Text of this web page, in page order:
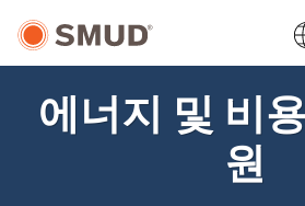
에너지 및 비
원